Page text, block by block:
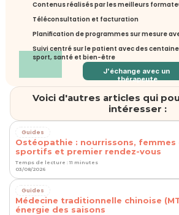
Contenus réalisés par les meilleurs
Téléconsultation et facturation
Planification de programmes sur mesure
Suivi centré sur le patient avec des
sport, santé et bien-être
J'échange avec un
thérapeute
Voici d'autres articles qui
intéresser :
Guides
Ostéopathie : nourrissons, femmes
sportifs et premier rendez-vous
Temps de lecture : 11 minutes
03/08/2026
Guides
Médecine traditionnelle chinoise
énergie des saisons